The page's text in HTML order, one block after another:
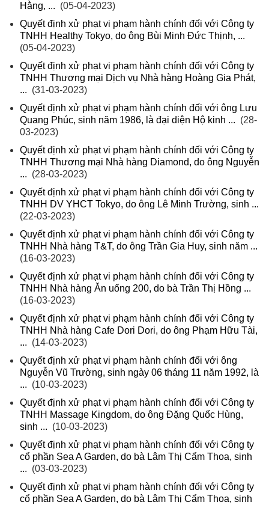
Hằng, ... (05-04-2023)
Quyết định xử phạt vi phạm hành chính đối với Công ty
TNHH Healthy Tokyo, do ông Bùi Minh Đức Thịnh, ...
(05-04-2023)
Quyết định xử phạt vi phạm hành chính đối với Công ty
TNHH Thương mại Dịch vụ Nhà hàng Hoàng Gia Phát,
... (31-03-2023)
Quyết định xử phạt vi phạm hành chính đối với ông Lưu
Quang Phúc, sinh năm 1986, là đại diện Hộ kinh ... (28-
03-2023)
Quyết định xử phạt vi phạm hành chính đối với Công ty
TNHH Thương mại Nhà hàng Diamond, do ông Nguyễn
... (28-03-2023)
Quyết định xử phạt vi phạm hành chính đối với Công ty
TNHH DV YHCT Tokyo, do ông Lê Minh Trường, sinh ...
(22-03-2023)
Quyết định xử phạt vi phạm hành chính đối với Công ty
TNHH Nhà hàng T&T, do ông Trần Gia Huy, sinh năm ...
(16-03-2023)
Quyết định xử phạt vi phạm hành chính đối với Công ty
TNHH Nhà hàng Ăn uống 200, do bà Trần Thị Hồng ...
(16-03-2023)
Quyết định xử phạt vi phạm hành chính đối với Công ty
TNHH Nhà hàng Cafe Dori Dori, do ông Phạm Hữu Tài,
... (14-03-2023)
Quyết định xử phạt vi phạm hành chính đối với ông
Nguyễn Vũ Trường, sinh ngày 06 tháng 11 năm 1992, là
... (10-03-2023)
Quyết định xử phạt vi phạm hành chính đối với Công ty
TNHH Massage Kingdom, do ông Đặng Quốc Hùng,
sinh ... (10-03-2023)
Quyết định xử phạt vi phạm hành chính đối với Công ty
cổ phần Sea A Garden, do bà Lâm Thị Cẩm Thoa, sinh
... (03-03-2023)
Quyết định xử phạt vi phạm hành chính đối với Công ty
cổ phần Sea A Garden, do bà Lâm Thị Cẩm Thoa, sinh